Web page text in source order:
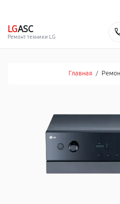
LGASC
Ремонт техники LG
Главная /